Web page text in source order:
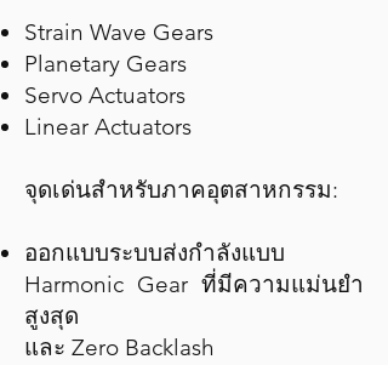
Strain Wave Gears
Planetary Gears
Servo Actuators
Linear Actuators
จุดเด่นสำหรับภาคอุตสาหกรรม:
ออกแบบระบบส่งกำลังแบบ
Harmonic Gear ที่มีความแม่นยำ
สูงสุด
และ Zero Backlash